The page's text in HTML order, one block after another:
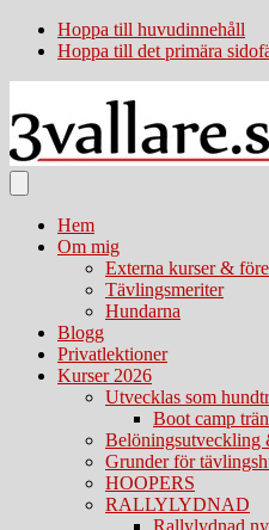
Hoppa till huvudinnehåll
Hoppa till det primära
Hem
Om mig
Externa kurser &
Tävlingsmeriter
Hundarna
Blogg
Privatlektioner
Kurser 2026
Utvecklas som
Boot camp
Belöningsutveckling
Grunder för
HOOPERS
RALLYLYDNAD
Rallylydnad